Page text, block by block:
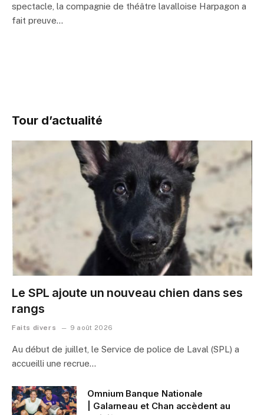
spectacle, la compagnie de théâtre lavalloise Harpagon a
fait preuve…
Tour d’actualité
Le SPL ajoute un nouveau chien dans ses
rangs
Faits divers 9 août 2026
Au début de juillet, le Service de police de Laval (SPL) a
accueilli une recrue…
Omnium Banque Nationale
| Galarneau et Chan accèdent au